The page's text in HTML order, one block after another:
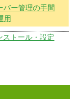
バー管理の手間
用
ストール・設定